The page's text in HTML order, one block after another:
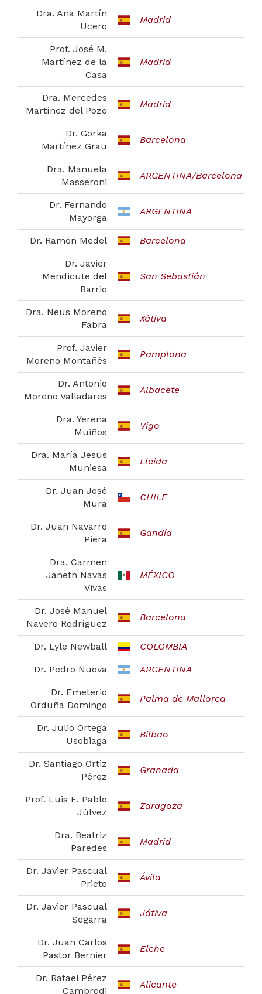
Dra. Ana Martín
Ucero
Madrid
Prof. José M.
Martínez de la
Casa
Madrid
Dra. Mercedes
Martínez del Pozo
Madrid
Dr. Gorka
Martínez Grau
Barcelona
Dra. Manuela
Masseroni
ARGENTINA/Barcelona
Dr. Fernando
Mayorga
ARGENTINA
Dr. Ramón Medel Barcelona
Dr. Javier
Mendicute del
Barrio
San Sebastián
Dra. Neus Moreno
Fabra
Xátiva
Prof. Javier
Moreno Montañés
Pamplona
Dr. Antonio
Moreno Valladares
Albacete
Dra. Yerena
Muiños
Vigo
Dra. María Jesús
Muniesa
Lleida
Dr. Juan José
Mura
CHILE
Dr. Juan Navarro
Piera
Gandía
Dra. Carmen
Janeth Navas
Vivas
MÉXICO
Dr. José Manuel
Navero Rodríguez
Barcelona
Dr. Lyle Newball COLOMBIA
Dr. Pedro Nuova ARGENTINA
Dr. Emeterio
Orduña Domingo
Palma de Mallorca
Dr. Julio Ortega
Usobiaga
Bilbao
Dr. Santiago Ortiz
Pérez
Granada
Prof. Luis E. Pablo
Júlvez
Zaragoza
Dra. Beatriz
Paredes
Madrid
Dr. Javier Pascual
Prieto
Ávila
Dr. Javier Pascual
Segarra
Játiva
Dr. Juan Carlos
Pastor Bernier
Elche
Dr. Rafael Pérez
Cambrodi
Alicante